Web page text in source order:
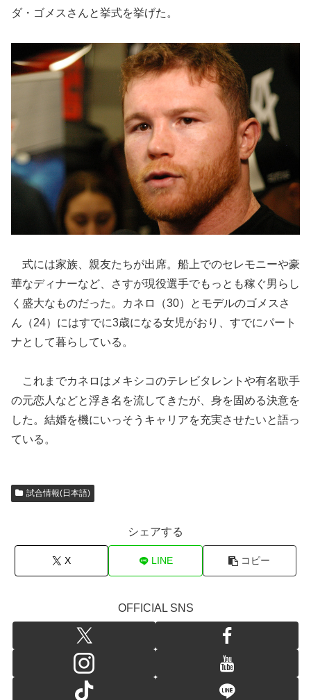
ダ・ゴメスさんと挙式を挙げた。
式には家族、親友たちが出席。船上でのセレモニーや豪
華なディナーなど、さすが現役選手でもっとも稼ぐ男らし
く盛大なものだった。カネロ（30）とモデルのゴメスさ
ん（24）にはすでに3歳になる女児がおり、すでにパート
ナとして暮らしている。
これまでカネロはメキシコのテレビタレントや有名歌手
の元恋人などと浮き名を流してきたが、身を固める決意を
した。結婚を機にいっそうキャリアを充実させたいと語っ
ている。
試合情報(日本語)
シェアする
X LINE コピー
OFFICIAL SNS